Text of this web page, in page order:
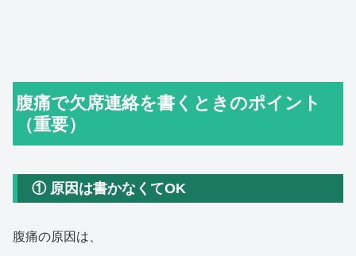
腹痛で欠席連絡を書くときのポイント
（重要）
① 原因は書かなくてOK
腹痛の原因は、